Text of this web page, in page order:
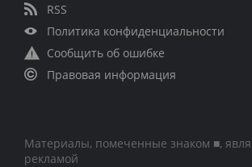
RSS
Политика конфиденциальности
Сообщить об ошибке
Правовая информация
Материалы, помеченные знаком ■,
рекламой